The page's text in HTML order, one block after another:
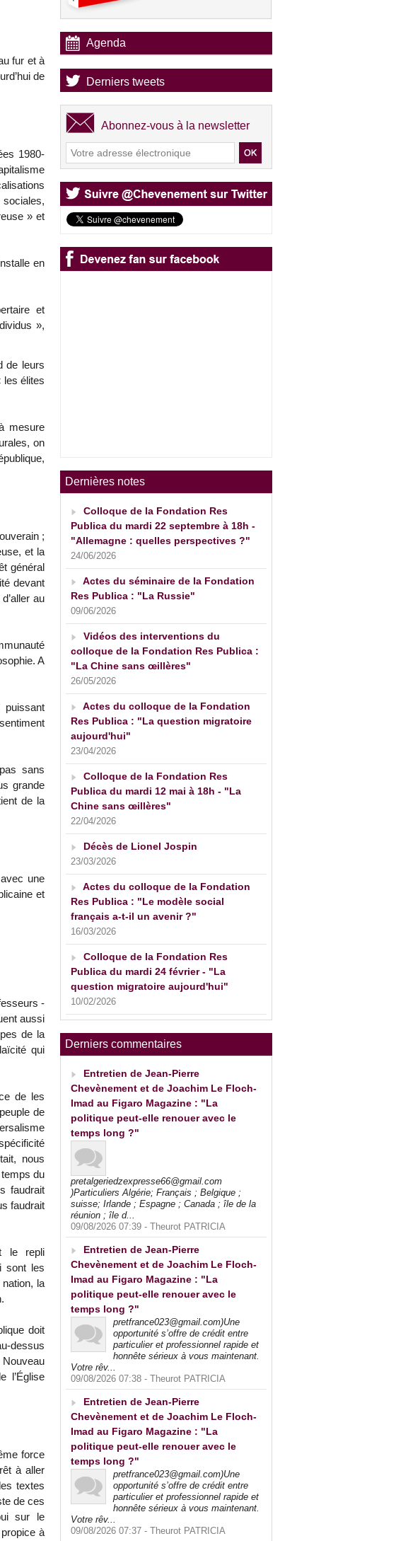
fur et à
de
1980-
» et
en
et
»,
de leurs
les élites
mesure
on
;
et la
général
devant
au
A
sans
grande
de la
une
et
-
aussi
de la
qui
de les
de
nous
du
faudrait
faudrait
le repli
sont les
la
doit
dessus
l’Église
force
à aller
textes
de ces
sur le
à
Agenda
Derniers tweets
Abonnez-vous à la newsletter
Dernières notes
Colloque de la Fondation Res
Publica du mardi 22 septembre à 18h -
"Allemagne : quelles perspectives ?"
24/06/2026
Actes du séminaire de la Fondation
Res Publica : "La Russie"
09/06/2026
Vidéos des interventions du
colloque de la Fondation Res Publica :
"La Chine sans œillères"
26/05/2026
Actes du colloque de la Fondation
Res Publica : "La question migratoire
aujourd'hui"
23/04/2026
Colloque de la Fondation Res
Publica du mardi 12 mai à 18h - "La
Chine sans œillères"
22/04/2026
Décès de Lionel Jospin
23/03/2026
Actes du colloque de la Fondation
Res Publica : "Le modèle social
français a-t-il un avenir ?"
16/03/2026
Colloque de la Fondation Res
Publica du mardi 24 février - "La
question migratoire aujourd'hui"
10/02/2026
Derniers commentaires
Entretien de Jean-Pierre
Chevènement et de Joachim Le Floch-
Imad au Figaro Magazine : "La
politique peut-elle renouer avec le
temps long ?"
pretalgeriedzexpresse66@gmail.com
)Particuliers Algérie; Français ; Belgique ;
suisse; Irlande ; Espagne ; Canada ; île de la
réunion ; île d...
09/08/2026 07:39 - Theurot PATRICIA
Entretien de Jean-Pierre
Chevènement et de Joachim Le Floch-
Imad au Figaro Magazine : "La
politique peut-elle renouer avec le
temps long ?"
pretfrance023@gmail.com)Une
opportunité s’offre de crédit entre
particulier et professionnel rapide et
honnête sérieux à vous maintenant.
Votre rêv...
09/08/2026 07:38 - Theurot PATRICIA
Entretien de Jean-Pierre
Chevènement et de Joachim Le Floch-
Imad au Figaro Magazine : "La
politique peut-elle renouer avec le
temps long ?"
pretfrance023@gmail.com)Une
opportunité s’offre de crédit entre
particulier et professionnel rapide et
honnête sérieux à vous maintenant.
Votre rêv...
09/08/2026 07:37 - Theurot PATRICIA